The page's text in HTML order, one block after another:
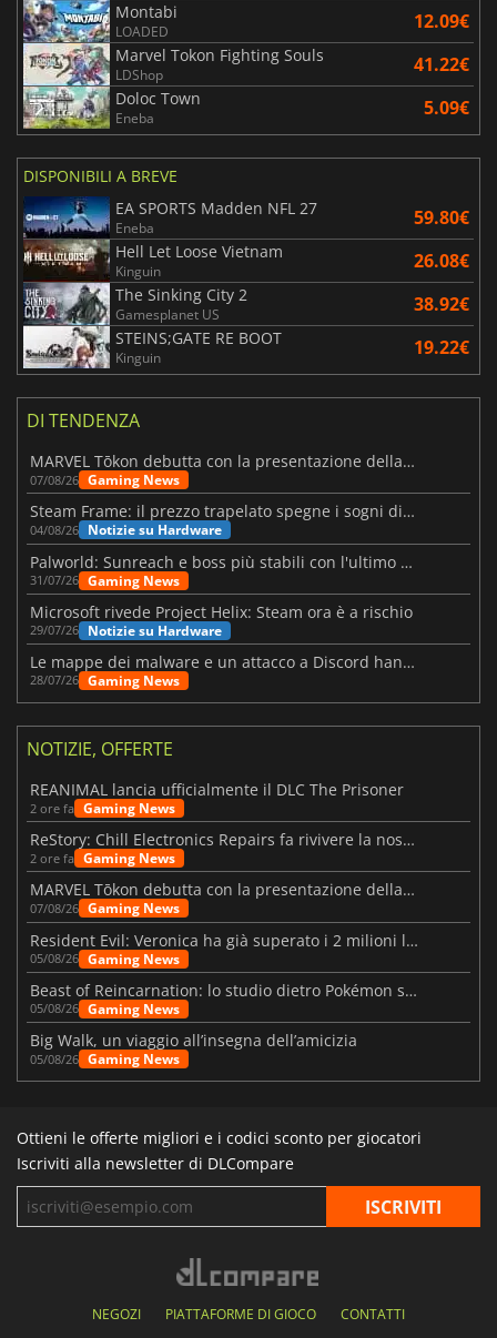
Montabi
LOADED 12.09€
Marvel Tokon Fighting Souls
LDShop 41.22€
Doloc Town
Eneba 5.09€
DISPONIBILI A BREVE
EA SPORTS Madden NFL 27
Eneba 59.80€
Hell Let Loose Vietnam
Kinguin 26.08€
The Sinking City 2
Gamesplanet US 38.92€
STEINS;GATE RE BOOT
Kinguin 19.22€
DI TENDENZA
MARVEL Tōkon debutta con la presentazione della roadmap per il primo anno
07/08/26 Gaming News
Steam Frame: il prezzo trapelato spegne i sogni di un VR economico
04/08/26 Notizie su Hardware
Palworld: Sunreach e boss più stabili con l'ultimo update
31/07/26 Gaming News
Microsoft rivede Project Helix: Steam ora è a rischio
29/07/26 Notizie su Hardware
Le mappe dei malware e un attacco a Discord hanno colpito Meccha Chameleon
28/07/26 Gaming News
NOTIZIE, OFFERTE
REANIMAL lancia ufficialmente il DLC The Prisoner
2 ore fa Gaming News
ReStory: Chill Electronics Repairs fa rivivere la nostalgia degli anni 2000
2 ore fa Gaming News
MARVEL Tōkon debutta con la presentazione della roadmap per il primo anno
07/08/26 Gaming News
Resident Evil: Veronica ha già superato i 2 milioni liste dei desideri
05/08/26 Gaming News
Beast of Reincarnation: lo studio dietro Pokémon su una nuova strada
05/08/26 Gaming News
Big Walk, un viaggio all’insegna dell’amicizia
05/08/26 Gaming News
Ottieni le offerte migliori e i codici sconto per giocatori
Iscriviti alla newsletter di DLCompare
NEGOZI PIATTAFORME DI GIOCO CONTATTI